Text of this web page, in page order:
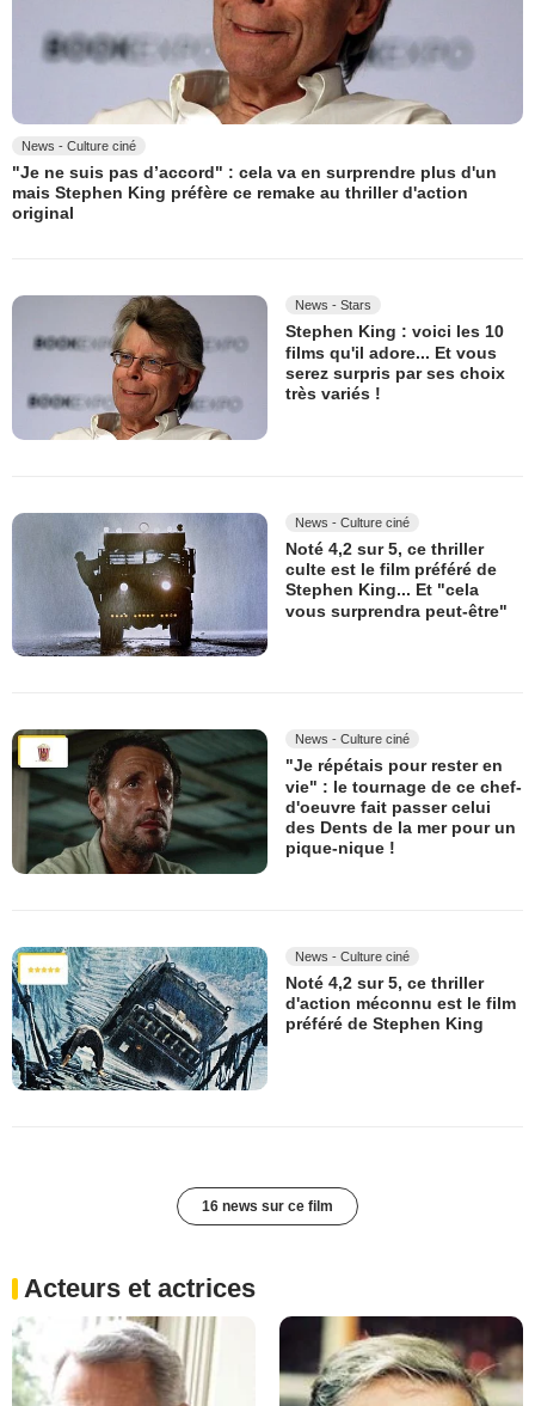
News - Culture ciné
"Je ne suis pas d’accord" : cela va en surprendre plus d'un
mais Stephen King préfère ce remake au thriller d'action
original
News - Stars
Stephen King : voici les 10
films qu'il adore... Et vous
serez surpris par ses choix
très variés !
News - Culture ciné
Noté 4,2 sur 5, ce thriller
culte est le film préféré de
Stephen King... Et "cela
vous surprendra peut-être"
News - Culture ciné
"Je répétais pour rester en
vie" : le tournage de ce chef-
d'oeuvre fait passer celui
des Dents de la mer pour un
pique-nique !
News - Culture ciné
Noté 4,2 sur 5, ce thriller
d'action méconnu est le film
préféré de Stephen King
16 news sur ce film
Acteurs et actrices